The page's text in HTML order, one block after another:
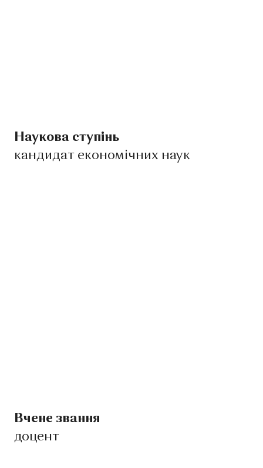
Наукова ступінь
кандидат економічних наук
Вчене звання
доцент